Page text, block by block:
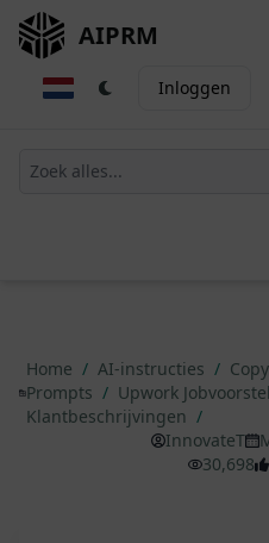
AIPRM
Inloggen
Home / AI-instructies /
Prompts / Upwork
Klantbeschrijvingen /
InnovateT
30,698